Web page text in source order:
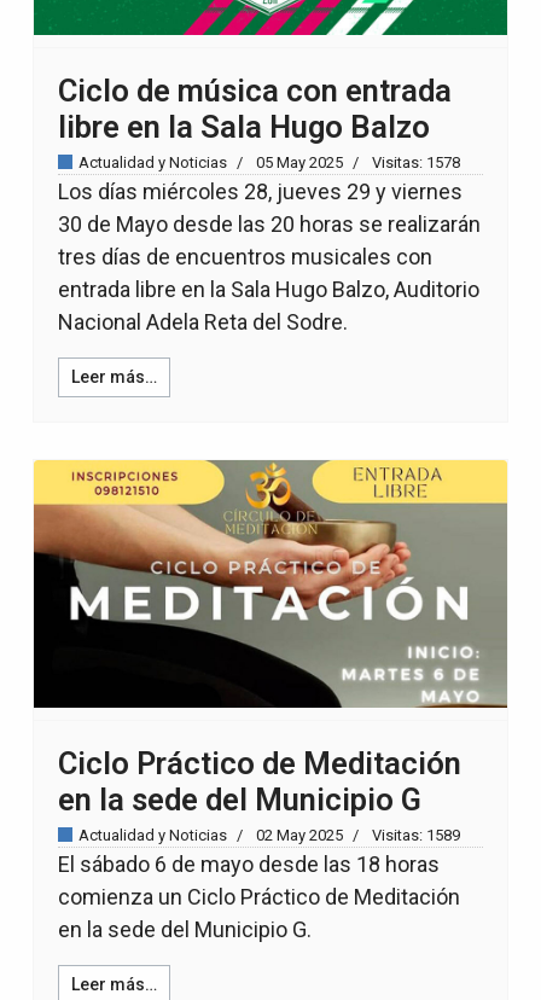
Ciclo de música con entrada
libre en la Sala Hugo Balzo
Actualidad y Noticias 05 May 2025 Visitas: 1578
Los días miércoles 28, jueves 29 y viernes
30 de Mayo desde las 20 horas se realizarán
tres días de encuentros musicales con
entrada libre en la Sala Hugo Balzo, Auditorio
Nacional Adela Reta del Sodre.
Leer más…
Ciclo Práctico de Meditación
en la sede del Municipio G
Actualidad y Noticias 02 May 2025 Visitas: 1589
El sábado 6 de mayo desde las 18 horas
comienza un Ciclo Práctico de Meditación
en la sede del Municipio G.
Leer más…